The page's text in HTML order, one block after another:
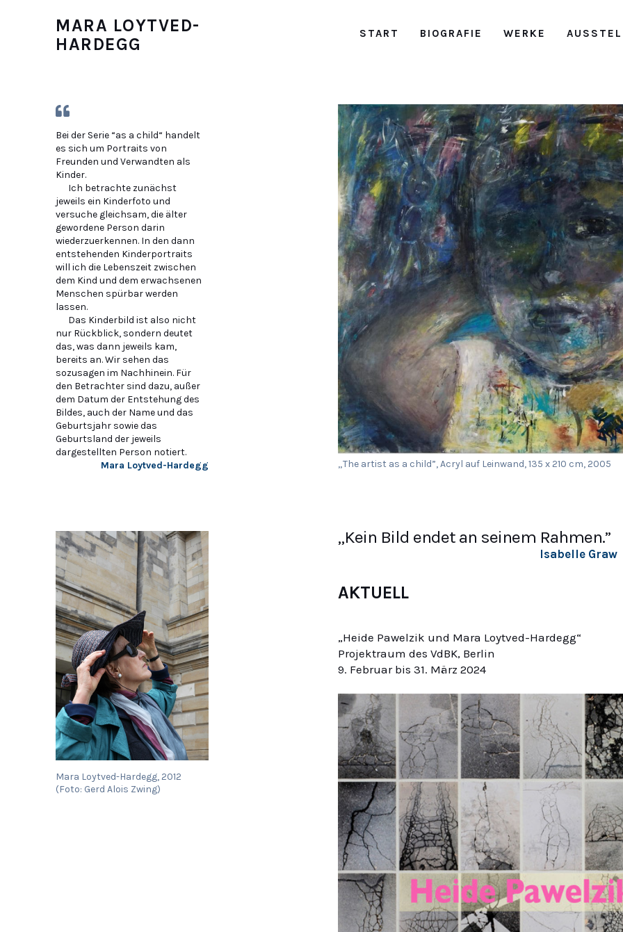
MARA LOYTVED-
HARDEGG
START BIOGRAFIE WERKE
„The artist as a child”, Acryl auf Leinwand, 135 x 210 cm, 2005
„Kein Bild endet an seinem Rahmen.”
Isabelle
AKTUELL
„Heide Pawelzik und Mara Loytved-Hardegg“
Projektraum des VdBK, Berlin
9. Februar bis 31. März 2024
Mara Loytved-Hardegg, 2012
(Foto: Gerd Alois Zwing)
Bei der Serie “as a child“ handelt
es sich um Portraits von
Freunden und Verwandten als
Kinder.
Ich betrachte zunächst
jeweils ein Kinderfoto und
versuche gleichsam, die älter
gewordene Person darin
wiederzuerkennen. In den dann
entstehenden Kinderportraits
will ich die Lebenszeit zwischen
dem Kind und dem erwachsenen
Menschen spürbar werden
lassen.
Das Kinderbild ist also nicht
nur Rückblick, sondern deutet
das, was dann jeweils kam,
bereits an. Wir sehen das
sozusagen im Nachhinein. Für
den Betrachter sind dazu, außer
dem Datum der Entstehung des
Bildes, auch der Name und das
Geburtsjahr sowie das
Geburtsland der jeweils
dargestellten Person notiert.
Mara Loytved-Hardegg